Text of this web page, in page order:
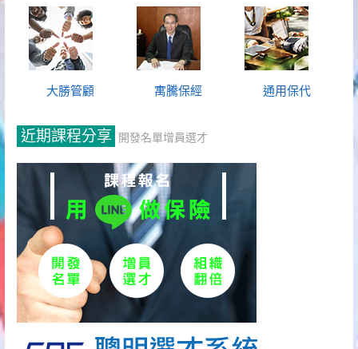
大勝管顧 寓騰保經 通用保代
近期課程分享 開發名單增員選才